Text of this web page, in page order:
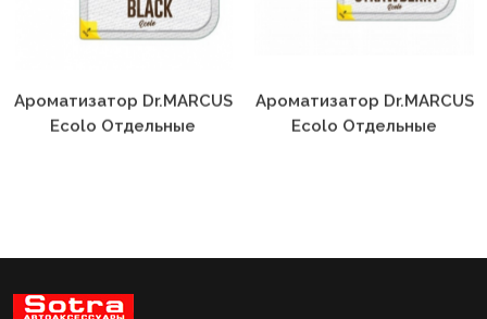
Ecolo Отдельные
Ароматы Black
Ecolo Отдельные
Ароматы Grapefruit